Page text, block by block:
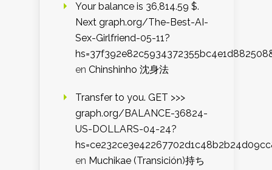
Your balance is 36,814.59 $.
Next graph.org/The-Best-AI-
Sex-Girlfriend-05-11?
en Chinshinho 沈身法
Transfer to you. GET >>>
graph.org/BALANCE-36824-
US-DOLLARS-04-24?
en Muchikae (Transición)持ち